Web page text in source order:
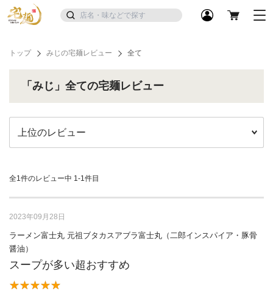
トップ みじの宅麺レビュー 全て
「みじ」全ての宅麺レビュー
全1件のレビュー中 1-1件目
2023年09月28日
ラーメン富士丸 元祖ブタカスアブラ富士丸（二郎インスパイア・豚骨
醤油）
スープが多い超おすすめ